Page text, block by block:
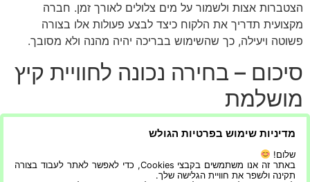
הצטברות אצות ולשמור על מים צלולים לאורך זמן. חברה
מקצועית תדריך את הלקוח כיצד לבצע פעולות אלו בצורה
פשוטה ויעילה, כך שהשימוש בבריכה יהיה מהנה ולא מסובך.
סיכום – בחירה נכונה לחוויית קיץ
מושלמת
לחוויית קיץ איכותית, נוחה ובטוחה. כאשר משלבים התאמה נכונה
לצרכים, הבנה של איכות הדגמים, שירות מקצועי ותחזוקה נכונה,
מדיניות שימוש בפרטיות הגולש
שלום!
באתר זה אנו משתמשים בקבצי Cookies, כדי לאפשר לאתר לעבוד בצורה
תקינה ולשפר את חוויית הגלישה שלך.